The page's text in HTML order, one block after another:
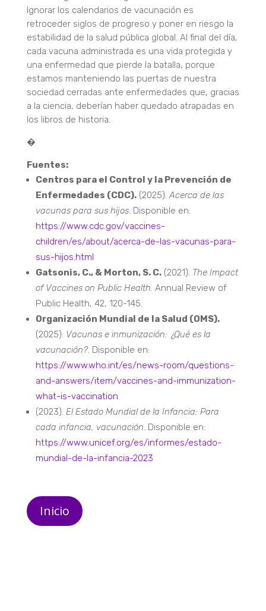
Ignorar los calendarios de vacunación es
retroceder siglos de progreso y poner en riesgo la
estabilidad de la salud pública global. Al final del día,
cada vacuna administrada es una vida protegida y
una enfermedad que pierde la batalla, porque
estamos manteniendo las puertas de nuestra
sociedad cerradas ante enfermedades que, gracias
a la ciencia, deberían haber quedado atrapadas en
los libros de historia.
�
Fuentes:
Centros para el Control y la Prevención de
Enfermedades (CDC).(2025). Acerca de las
vacunas para sus hijos. Disponible en:
https://www.cdc.gov/vaccines-
children/es/about/acerca-de-las-vacunas-para-
sus-hijos.html
Gatsonis, C., & Morton, S. C.(2021). The Impact
of Vaccines on Public Health. Annual Review of
Public Health, 42, 120-145.
Organización Mundial de la Salud (OMS).
(2025). Vacunas e inmunización: ¿Qué es la
vacunación?. Disponible en:
https://www.who.int/es/news-room/questions-
and-answers/item/vaccines-and-immunization-
what-is-vaccination
(2023). El Estado Mundial de la Infancia: Para
cada infancia, vacunación. Disponible en:
https://www.unicef.org/es/informes/estado-
mundial-de-la-infancia-2023
Inicio